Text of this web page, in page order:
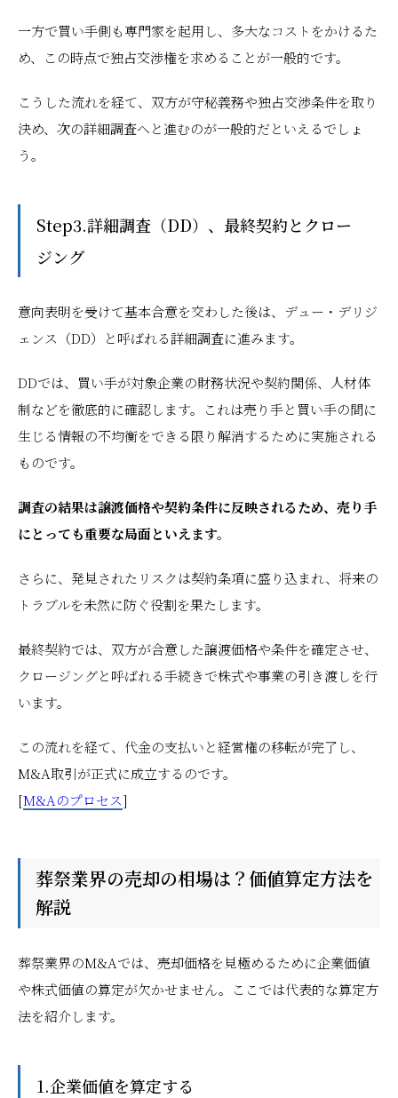
一方で買い手側も専門家を起用し、多大なコストをかけるた
め、この時点で独占交渉権を求めることが一般的です。
こうした流れを経て、双方が守秘義務や独占交渉条件を取り
決め、次の詳細調査へと進むのが一般的だといえるでしょ
う。
Step3.詳細調査（DD）、最終契約とクロー
ジング
意向表明を受けて基本合意を交わした後は、デュー・デリジ
ェンス（DD）と呼ばれる詳細調査に進みます。
DDでは、買い手が対象企業の財務状況や契約関係、人材体
制などを徹底的に確認します。これは売り手と買い手の間に
生じる情報の不均衡をできる限り解消するために実施される
ものです。
調査の結果は譲渡価格や契約条件に反映されるため、売り手
にとっても重要な局面といえます。
さらに、発見されたリスクは契約条項に盛り込まれ、将来の
トラブルを未然に防ぐ役割を果たします。
最終契約では、双方が合意した譲渡価格や条件を確定させ、
クロージングと呼ばれる手続きで株式や事業の引き渡しを行
います。
この流れを経て、代金の支払いと経営権の移転が完了し、
M&A取引が正式に成立するのです。
[M&Aのプロセス]
葬祭業界の売却の相場は？価値算定方法を
解説
葬祭業界のM&Aでは、売却価格を見極めるために企業価値
や株式価値の算定が欠かせません。ここでは代表的な算定方
法を紹介します。
1.企業価値を算定する